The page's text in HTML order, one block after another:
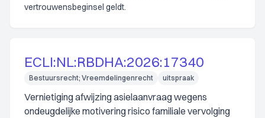
vertrouwensbeginsel geldt.
ECLI:NL:RBDHA:2026:17340
Bestuursrecht; Vreemdelingenrecht uitspraak
Vernietiging afwijzing asielaanvraag wegens
ondeugdelijke motivering risico familiale vervolging